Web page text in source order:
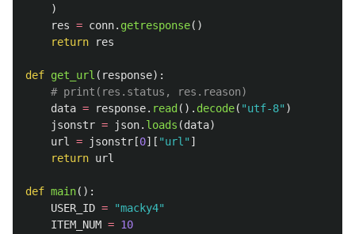
)
res = conn. getresponse()
return
res
def get_url ( response):
data = response. read (). decode( "utf-8" )
jsonstr = json. loads (data)
url
= jsonstr [0][ "url " ]
return url
def main():
USER_ID = "macky4"
ITEM_NUM = 10